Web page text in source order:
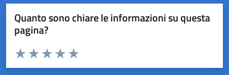
Quanto sono chiare le informazioni su questa
pagina?
Valuta da 1 a 5 stelle la pagina
Valuta 5 stelle su 5
Valuta 4 stelle su 5
Valuta 3 stelle su 5
Valuta 2 stelle su 5
Valuta 1 stelle su 5